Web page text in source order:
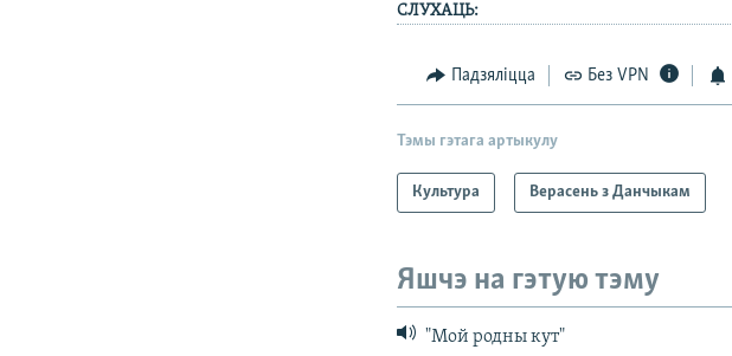
СЛУХАЦЬ:
Падзяліцца Без VPN
Тэмы гэтага артыкулу
Культура Верасень з Данчыкам
Яшчэ на гэтую тэму
"Мой родны кут"